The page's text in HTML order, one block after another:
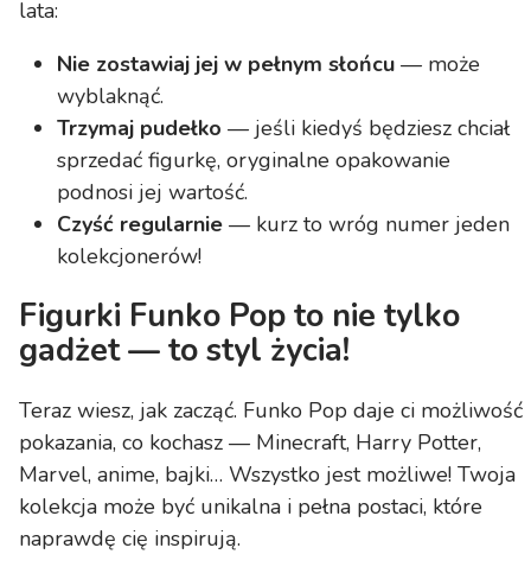
lata:
Nie zostawiaj jej w pełnym słońcu— może
wyblaknąć.
Trzymaj pudełko — jeśli kiedyś będziesz chciał
sprzedać figurkę, oryginalne opakowanie
podnosi jej wartość.
Czyść regularnie— kurz to wróg numer jeden
kolekcjonerów!
Figurki Funko Pop to nie tylko
gadżet — to styl życia!
Teraz wiesz, jak zacząć. Funko Pop daje ci możliwość
pokazania, co kochasz — Minecraft, Harry Potter,
Marvel, anime, bajki… Wszystko jest możliwe! Twoja
kolekcja może być unikalna i pełna postaci, które
naprawdę cię inspirują.